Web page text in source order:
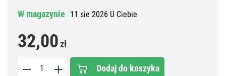
W magazynie 11 sie 2026 U Ciebie
32,00zł
Dodaj do koszyka